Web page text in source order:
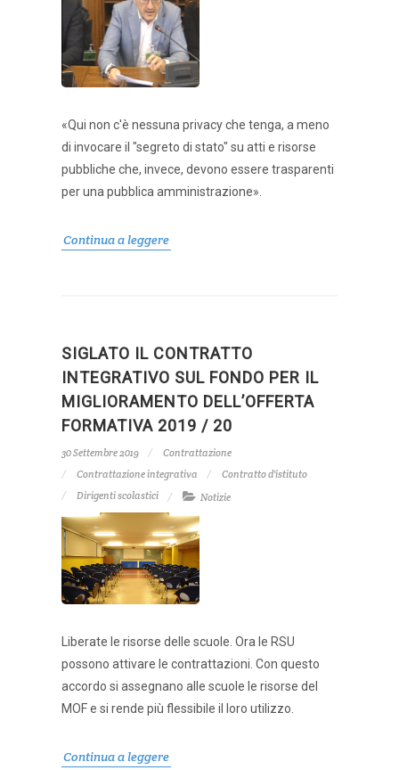
«Qui non c'è nessuna privacy che tenga, a meno
di invocare il "segreto di stato" su atti e risorse
pubbliche che, invece, devono essere trasparenti
per una pubblica amministrazione».
Continua a leggere
SIGLATO IL CONTRATTO
INTEGRATIVO SUL FONDO PER IL
MIGLIORAMENTO DELL’OFFERTA
FORMATIVA 2019 / 20
30 Settembre 2019
Contrattazione
Contrattazione integrativa
Contratto d'istituto
Dirigenti scolastici
Notizie
Liberate le risorse delle scuole. Ora le RSU
possono attivare le contrattazioni. Con questo
accordo si assegnano alle scuole le risorse del
MOF e si rende più flessibile il loro utilizzo.
Continua a leggere